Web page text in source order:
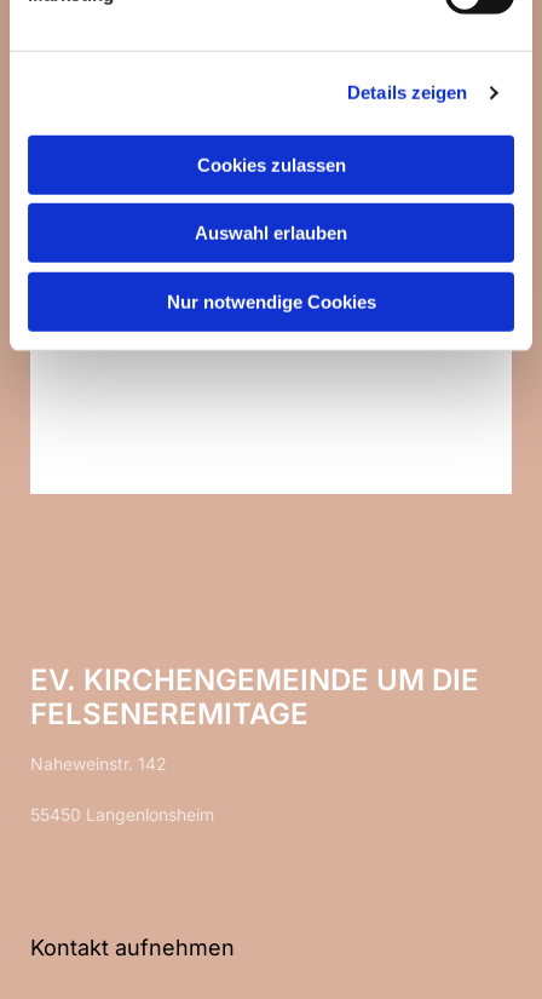
Details zeigen
Cookies zulassen
Auswahl erlauben
Nur notwendige Cookies
EV. KIRCHENGEMEINDE UM DIE
FELSENEREMITAGE
Naheweinstr. 142
55450 Langenlonsheim
Kontakt aufnehmen